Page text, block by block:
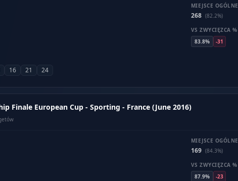
MIEJSCE OGÓLNE
268 (82.2%)
VS ZWYCIĘZCA %
83.8%
-31
16 21 24
Finale European Cup - Sporting - France (June 2016)
MIEJSCE OGÓLNE
169 (84.3%)
VS ZWYCIĘZCA %
87.9%
-23